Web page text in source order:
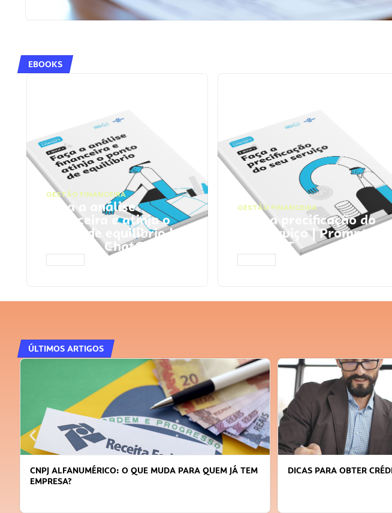
EBOOKS
GESTÃO FINANCEIRA
Faça a análise
financeira e atinja o
ponto de equilíbrio |
Prompts ChatGPT
GESTÃO FINANCEIRA
Faça a precificação do
seu serviço | Prompts
ChatGPT
ÚLTIMOS ARTIGOS
CNPJ ALFANUMÉRICO: O QUE MUDA PARA QUEM JÁ TEM
EMPRESA?
DICAS PARA OBTER